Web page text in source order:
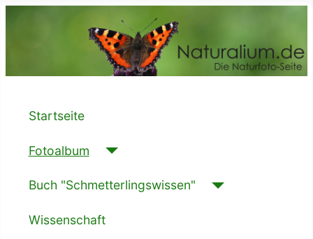
Startseite
Fotoalbum
Buch "Schmetterlingswissen"
Wissenschaft